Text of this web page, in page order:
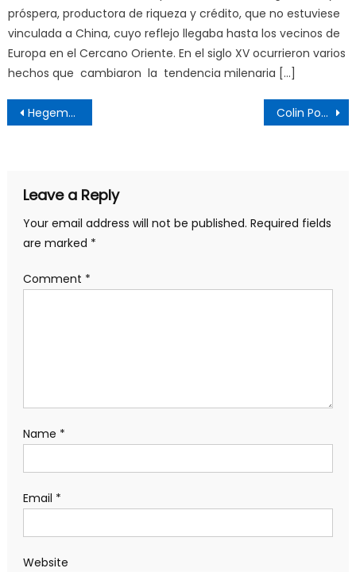
próspera, productora de riqueza y crédito, que no estuviese
vinculada a China, cuyo reflejo llegaba hasta los vecinos de
Europa en el Cercano Oriente. En el siglo XV ocurrieron varios
hechos que cambiaron la tendencia milenaria […]
Post
navigation
Hegemonía y cultura en tiempos de contrainsurgencia soft Colin Powell, el «bueno» que contribuyó a destruir un país
Leave a Reply
Your email address will not be published. Required fields
are marked *
Comment *
Name *
Email *
Website